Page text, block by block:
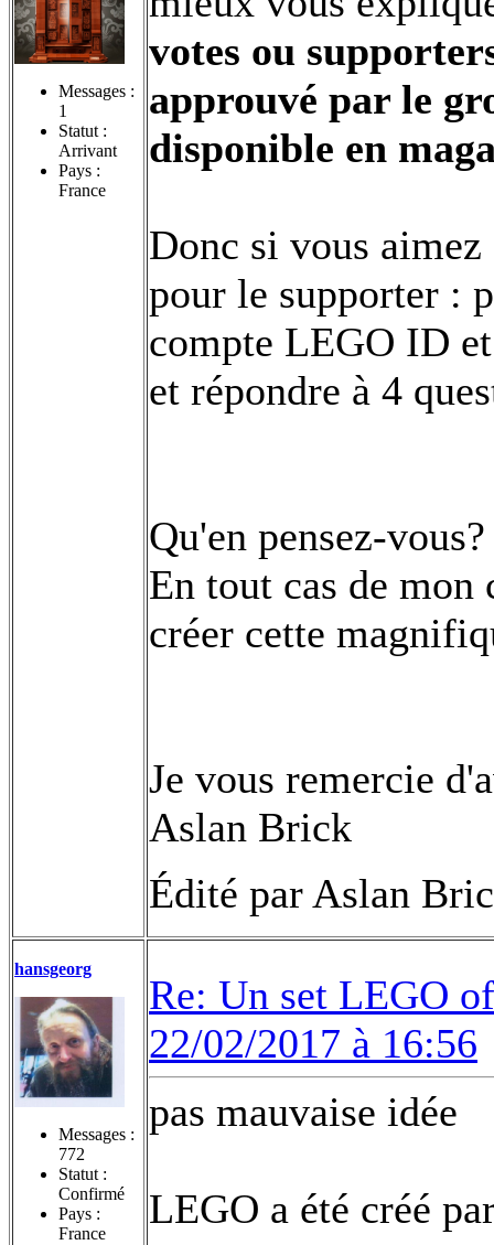
Messages :
1
Statut :
Arrivant
Pays :
France
votes ou
approuvé par le
disponible en
Donc si vous aimez
pour le supporter :
compte LEGO ID
et répondre à 4
Qu'en pensez-vous?
En tout cas de
créer cette
Je vous remercie
Aslan Brick
Édité par Aslan
hansgeorg
Messages :
772
Statut :
Confirmé
Pays :
France
Re: Un set LEGO
22/02/2017 à 16:56
pas mauvaise idée
LEGO a été créé